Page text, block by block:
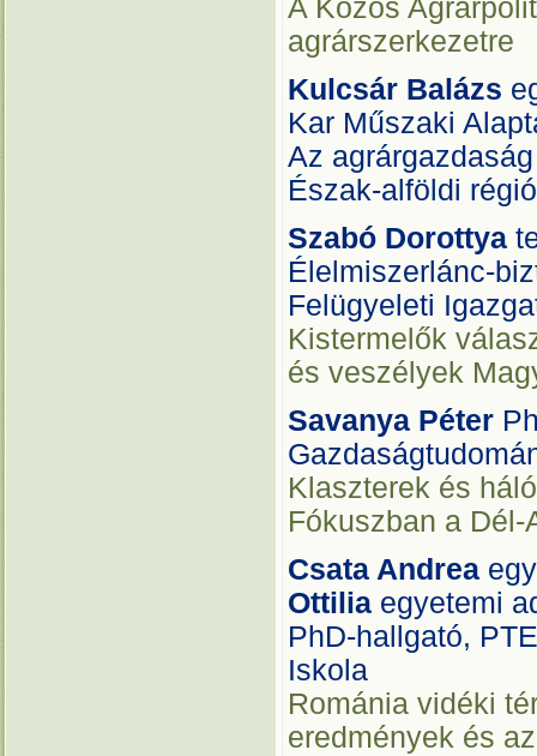
A Közös
agrárszerkezetre
Kulcsár Balázs
Kar Műszaki
Az
Észak-alföldi
Szabó Dorottya
Élelmiszerlánc-
Felügyeleti
Kistermelők
és veszélyek
Savanya Péter
Klaszterek és
Fókuszban a
Csata Andrea
Ottilia egyetemi
PhD-hallgató,
Iskola
Románia vidéki
eredmények és